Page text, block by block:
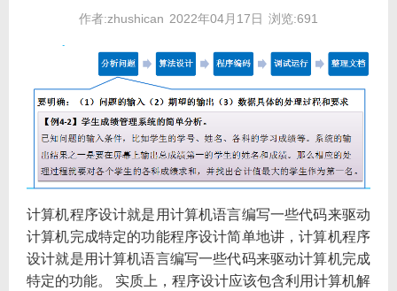
作者:zhushican 2022年04月17日 浏览:691
计算机程序设计就是用计算机语言编写一些代码来驱动
计算机完成特定的功能程序设计简单地讲，计算机程序
设计就是用计算机语言编写一些代码来驱动计算机完成
特定的功能。 实质上，程序设计应该包含利用计算机解